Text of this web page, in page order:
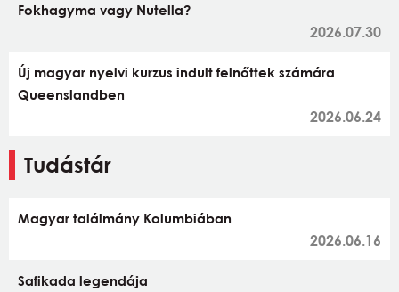
Fokhagyma vagy Nutella?
2026.07.30
Új magyar nyelvi kurzus indult felnőttek számára
Queenslandben
2026.06.24
Tudástár
Magyar találmány Kolumbiában
2026.06.16
Safikada legendája